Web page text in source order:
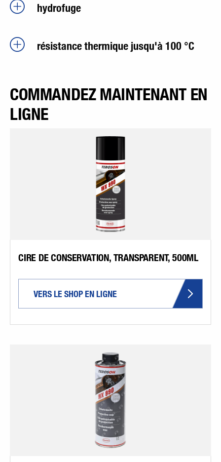
hydrofuge
résistance thermique jusqu'à 100 °C
COMMANDEZ MAINTENANT EN
LIGNE
CIRE DE CONSERVATION, TRANSPARENT, 500ML
VERS LE SHOP EN LIGNE